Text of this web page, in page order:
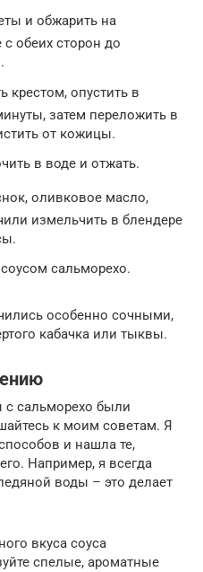
и обжарить на
обеих сторон до
крестом, опустить в
затем переложить в
от кожицы.
в воде и отжать.
оливковое масло,
измельчить в блендере
сальморехо.
особенно сочными,
кабачка или тыквы.
с сальморехо были
к моим советам. Я
и нашла те,
Например, я всегда
воды – это делает
вкуса соуса
спелые, ароматные